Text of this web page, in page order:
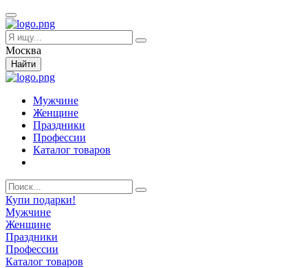
Москва
Найти
Мужчине
Женщине
Праздники
Профессии
Каталог товаров
Купи подарки!
Мужчине
Женщине
Праздники
Профессии
Каталог товаров